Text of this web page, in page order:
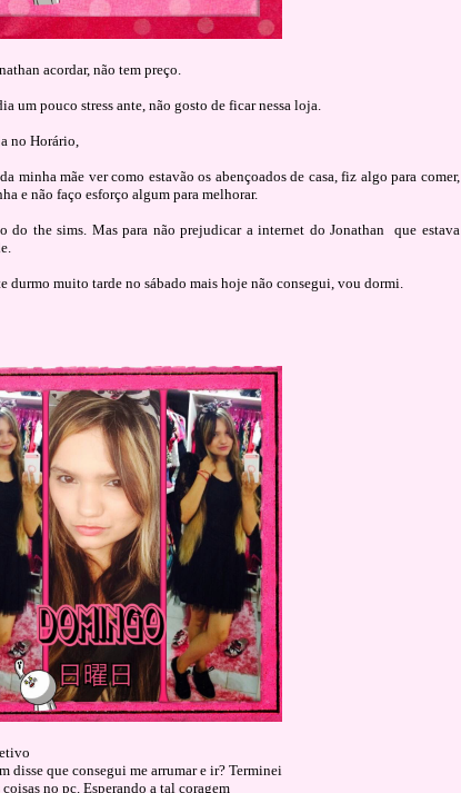
acordar, não tem preço.
um pouco stress ante, não gosto de ficar nessa loja.
no Horário,
minha mãe ver como estavão os abençoados de casa, fiz algo para comer,
e não faço esforço algum para melhorar.
do the sims. Mas para não prejudicar a internet do Jonathan que estava
durmo muito tarde no sábado mais hoje não consegui, vou dormi.
disse que consegui me arrumar e ir? Terminei
no pc. Esperando a tal coragem